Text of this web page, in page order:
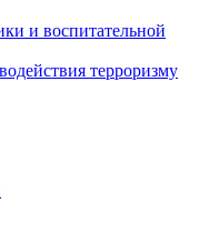
и воспитательной
терроризму